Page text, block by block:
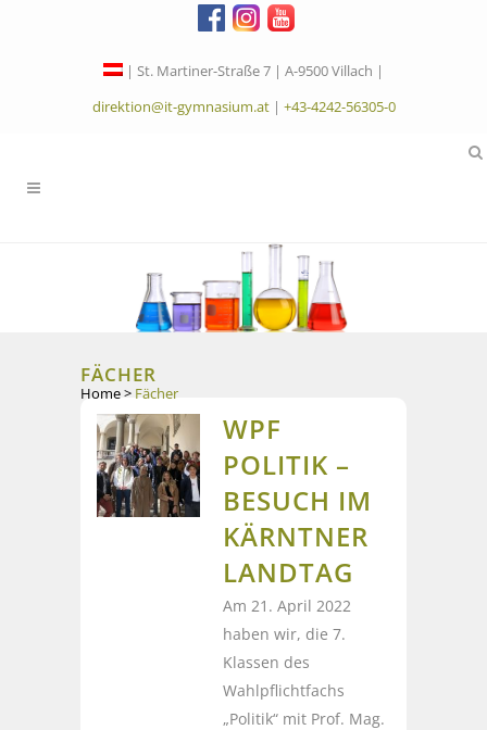
| St. Martiner-Straße 7 | A-9500 Villach |
direktion@it-gymnasium.at| +43-4242-56305-0
FÄCHER
Home> Fächer
WPF
POLITIK –
BESUCH IM
KÄRNTNER
LANDTAG
Am 21. April 2022
haben wir, die 7.
Klassen des
Wahlpflichtfachs
„Politik“ mit Prof. Mag.